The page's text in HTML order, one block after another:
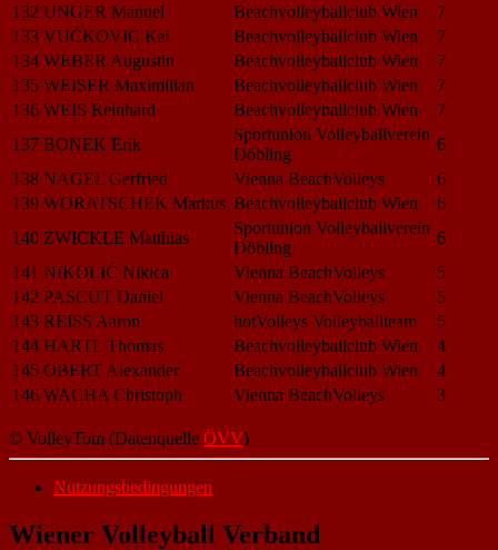
132 UNGER Manuel Beachvolleyballclub Wien
7
133 VUČKOVIĆ Kai Beachvolleyballclub Wien
7
134 WEBER Augustin Beachvolleyballclub Wien
7
135 WEISER Maximilian Beachvolleyballclub Wien
7
136 WEIS Reinhard Beachvolleyballclub Wien
7
137 BONEK Erik
Sportunion Volleyballverein
Döbling
6
138 NAGEL Gerfried Vienna BeachVolleys
6
139 WORATSCHEK Markus Beachvolleyballclub Wien
6
140 ZWICKLE Matthias
Sportunion Volleyballverein
Döbling
6
141 NIKOLIĆ Nikica Vienna BeachVolleys
5
142 PASCUT Daniel Vienna BeachVolleys
5
143 REISS Aaron hotVolleys Volleyballteam
5
144 HARTL Thomas Beachvolleyballclub Wien
4
145 OBERT Alexander Beachvolleyballclub Wien
4
146 WACHA Christoph Vienna BeachVolleys 3
© VolleyTom (Datenquelle ÖVV)
Nutzungsbedingungen
Wiener Volleyball Verband